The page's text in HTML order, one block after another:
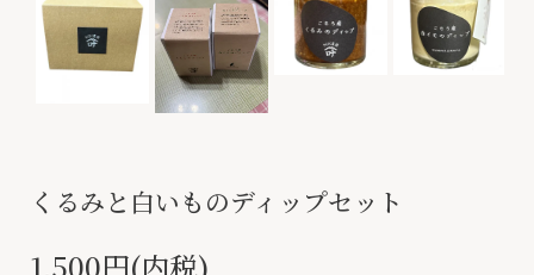
くるみと白いものディップセット
1,500円(内税)